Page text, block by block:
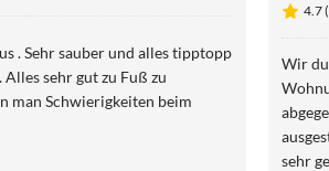
. Sehr sauber und alles tipptopp
Alles sehr gut zu Fuß zu
man Schwierigkeiten beim
4.7
Wir
sehr